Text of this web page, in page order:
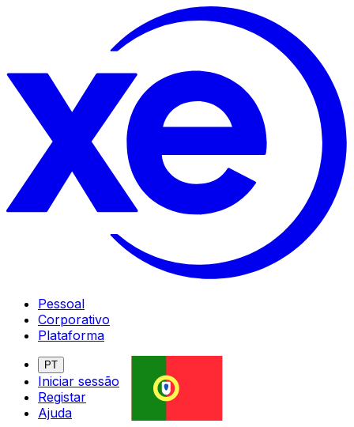
Pessoal
Corporativo
Plataforma
PT
Iniciar sessão
Registar
Ajuda